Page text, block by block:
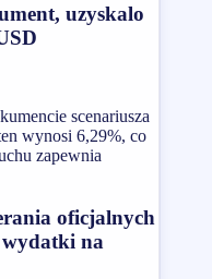
uzyskalo
scenariusza
wynosi 6,29%, co
zapewnia
oficjalnych
na